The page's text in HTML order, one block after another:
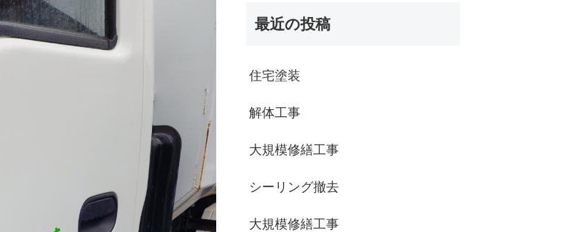
最近の投稿
住宅塗装
解体工事
大規模修繕工事
シーリング撤去
大規模修繕工事